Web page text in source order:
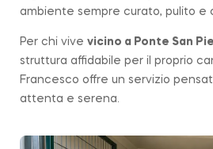
ambiente sempre curato, pulito e
Per chi vive vicino a Ponte San
struttura affidabile per il proprio
Francesco offre un servizio
attenta e serena.